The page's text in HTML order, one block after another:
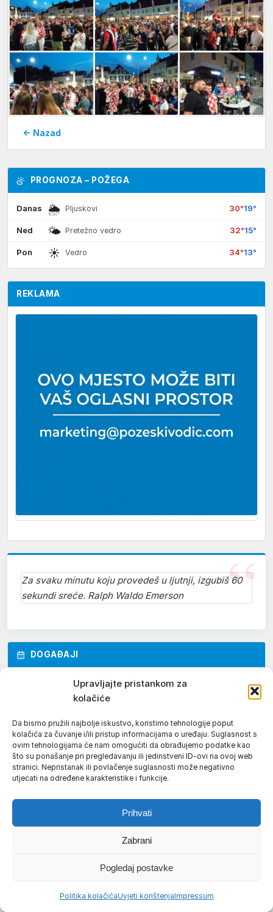
Upravljajte pristankom za
kolačiće
Da bismo pružili najbolje iskustvo, koristimo tehnologije poput
kolačića za čuvanje i/ili pristup informacijama o uređaju. Suglasnost s
ovim tehnologijama će nam omogućiti da obrađujemo podatke kao
što su ponašanje pri pregledavanju ili jedinstveni ID-ovi na ovoj web
stranici. Nepristanak ili povlačenje suglasnosti može negativno
utjecati na određene karakteristike i funkcije.
Prihvati
Zabrani
Pogledaj postavke
Politika kolačićaUvjeti korištenjaImpressum
← Nazad
PROGNOZA – POŽEGA
Danas 🌦 Pljuskovi 30°19°
Ned 🌤 Pretežno vedro 32°15°
Pon ☀ Vedro 34°13°
REKLAMA
Za svaku minutu koju provedeš u ljutnji, izgubiš 60
sekundi sreće. Ralph Waldo Emerson
DOGAĐAJI